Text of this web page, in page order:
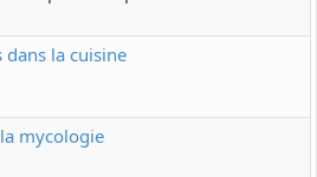
dans la cuisine
mycologie